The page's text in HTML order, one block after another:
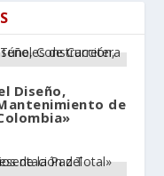
Diseño,
de